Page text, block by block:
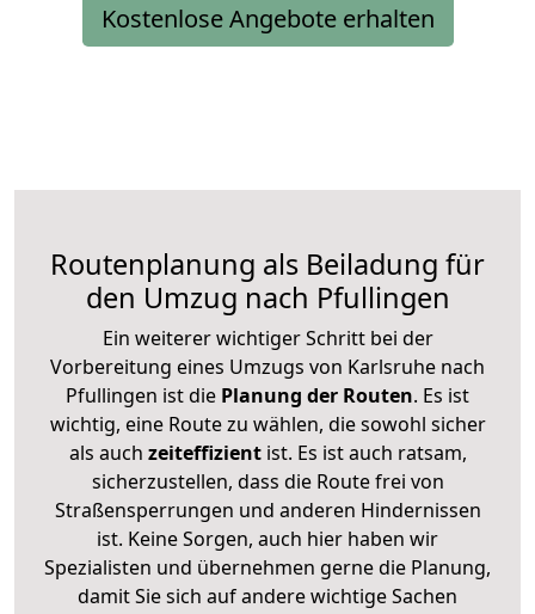
Kostenlose Angebote erhalten
Routenplanung als Beiladung für
den Umzug nach Pfullingen
Ein weiterer wichtiger Schritt bei der
Vorbereitung eines Umzugs von Karlsruhe nach
Pfullingen ist die Planung der Routen. Es ist
wichtig, eine Route zu wählen, die sowohl sicher
als auch zeiteffizientist. Es ist auch ratsam,
sicherzustellen, dass die Route frei von
Straßensperrungen und anderen Hindernissen
ist. Keine Sorgen, auch hier haben wir
Spezialisten und übernehmen gerne die Planung,
damit Sie sich auf andere wichtige Sachen